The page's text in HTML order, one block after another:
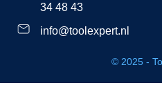
34 48 43
info@toolexpert.nl
© 2025 -